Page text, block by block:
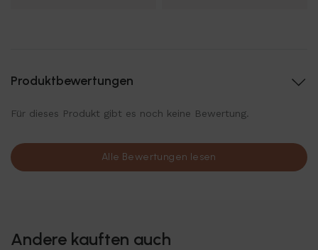
Produktbewertungen
Für dieses Produkt gibt es noch keine Bewertung.
Alle Bewertungen lesen
Andere kauften auch